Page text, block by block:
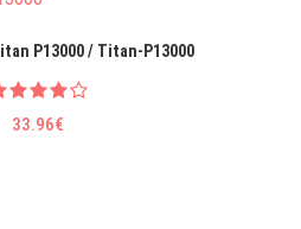
P13000 / Titan-P13000
33.96€